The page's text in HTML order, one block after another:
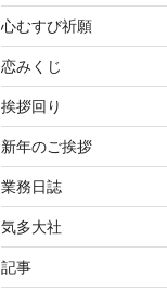
心むすび祈願
恋みくじ
挨拶回り
新年のご挨拶
業務日誌
気多大社
記事